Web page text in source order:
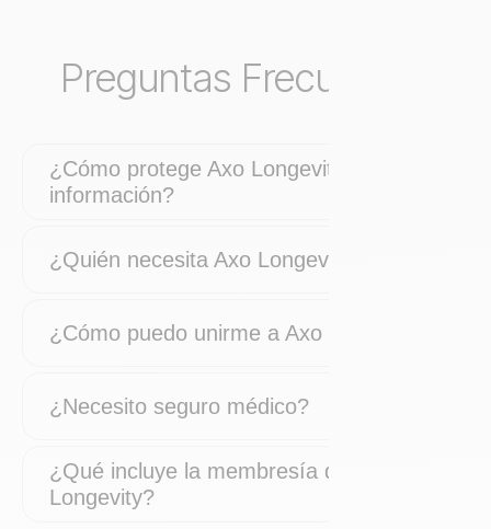
Preguntas Frecuentes
¿Cómo protege Axo Longevity mi
información?
¿Quién necesita Axo Longevity?
¿Cómo puedo unirme a Axo Longevity?
¿Necesito seguro médico?
¿Qué incluye la membresía de Axo
Longevity?